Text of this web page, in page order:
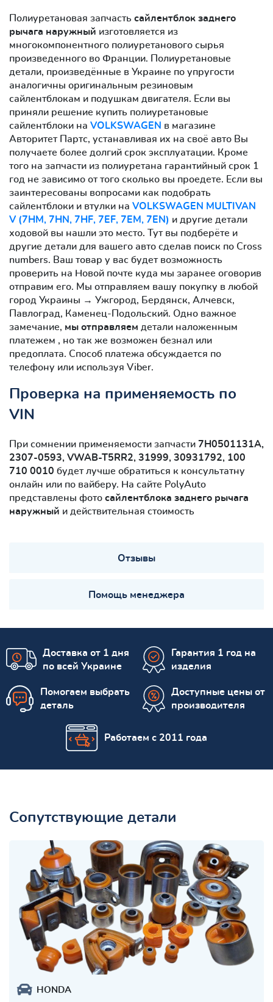
Полиуретановая запчасть сайлентблок заднего
рычага наружный изготовляется из
многокомпонентного полиуретанового сырья
произведенного во Франции. Полиуретановые
детали, произведённые в Украине по упругости
аналогичны оригинальным резиновым
сайлентблокам и подушкам двигателя. Если вы
приняли решение купить полиуретановые
сайлентблоки на VOLKSWAGEN в магазине
Авторитет Партс, устанавливая их на своё авто Вы
получаете более долгий срок эксплуатации. Кроме
того на запчасти из полиуретана гарантийный срок 1
год не зависимо от того сколько вы проедете. Если вы
заинтересованы вопросами как подобрать
сайлентблоки и втулки на VOLKSWAGEN MULTIVAN
V (7HM, 7HN, 7HF, 7EF, 7EM, 7EN) и другие детали
ходовой вы нашли это место. Тут вы подберёте и
другие детали для вашего авто сделав поиск по Cross
numbers. Ваш товар у вас будет возможность
проверить на Новой почте куда мы заранее оговорив
отправим его. Мы отправляем вашу покупку в любой
город Украины → Ужгород, Бердянск, Алчевск,
Павлоград, Каменец-Подольский. Одно важное
замечание, мы отправляем детали наложенным
платежем , но так же возможен безнал или
предоплата. Способ платежа обсуждается по
телефону или используя Viber.
Проверка на применяемость по
VIN
При сомнении применяемости запчасти 7H0501131A,
2307-0593, VWAB-T5RR2, 31999, 30931792, 100
710 0010 будет лучше обратиться к консультатну
онлайн или по вайберу. На сайте PolyAuto
представлены фото сайлентблокa заднего рычага
наружный и действительная стоимость
Отзывы
Помощь менеджера
Доставка от 1 дня
по всей Украине
Гарантия 1 год на
изделия
Помогаем выбрать
деталь
Доступные цены от
производителя
Работаем с 2011 года
Сопутствующие детали
HONDA